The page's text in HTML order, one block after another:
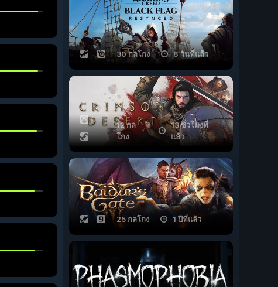
30 กลโกง 8 วันที่แล้ว
12 กล
โกง
13 ชั่วโมงที่
แล้ว
25 กลโกง 1 ปีที่แล้ว